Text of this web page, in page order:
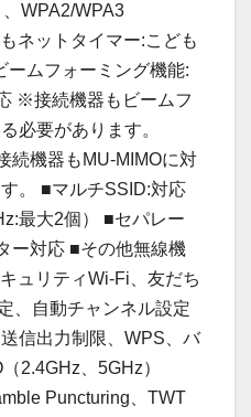
WPA2/WPA3
ネットタイマー:こども
ームフォーミング機能:
※接続機器もビームフ
必要があります。
続機器もMU-MIMOに対
。 ■マルチSSID:対応
最大2個） ■セパレー
ー対応 ■その他無線機
ュリティWi-Fi、友だち
、自動チャンネル設定
信出力制限、WPS、バ
2.4GHz、5GHz）
Puncturing、TWT